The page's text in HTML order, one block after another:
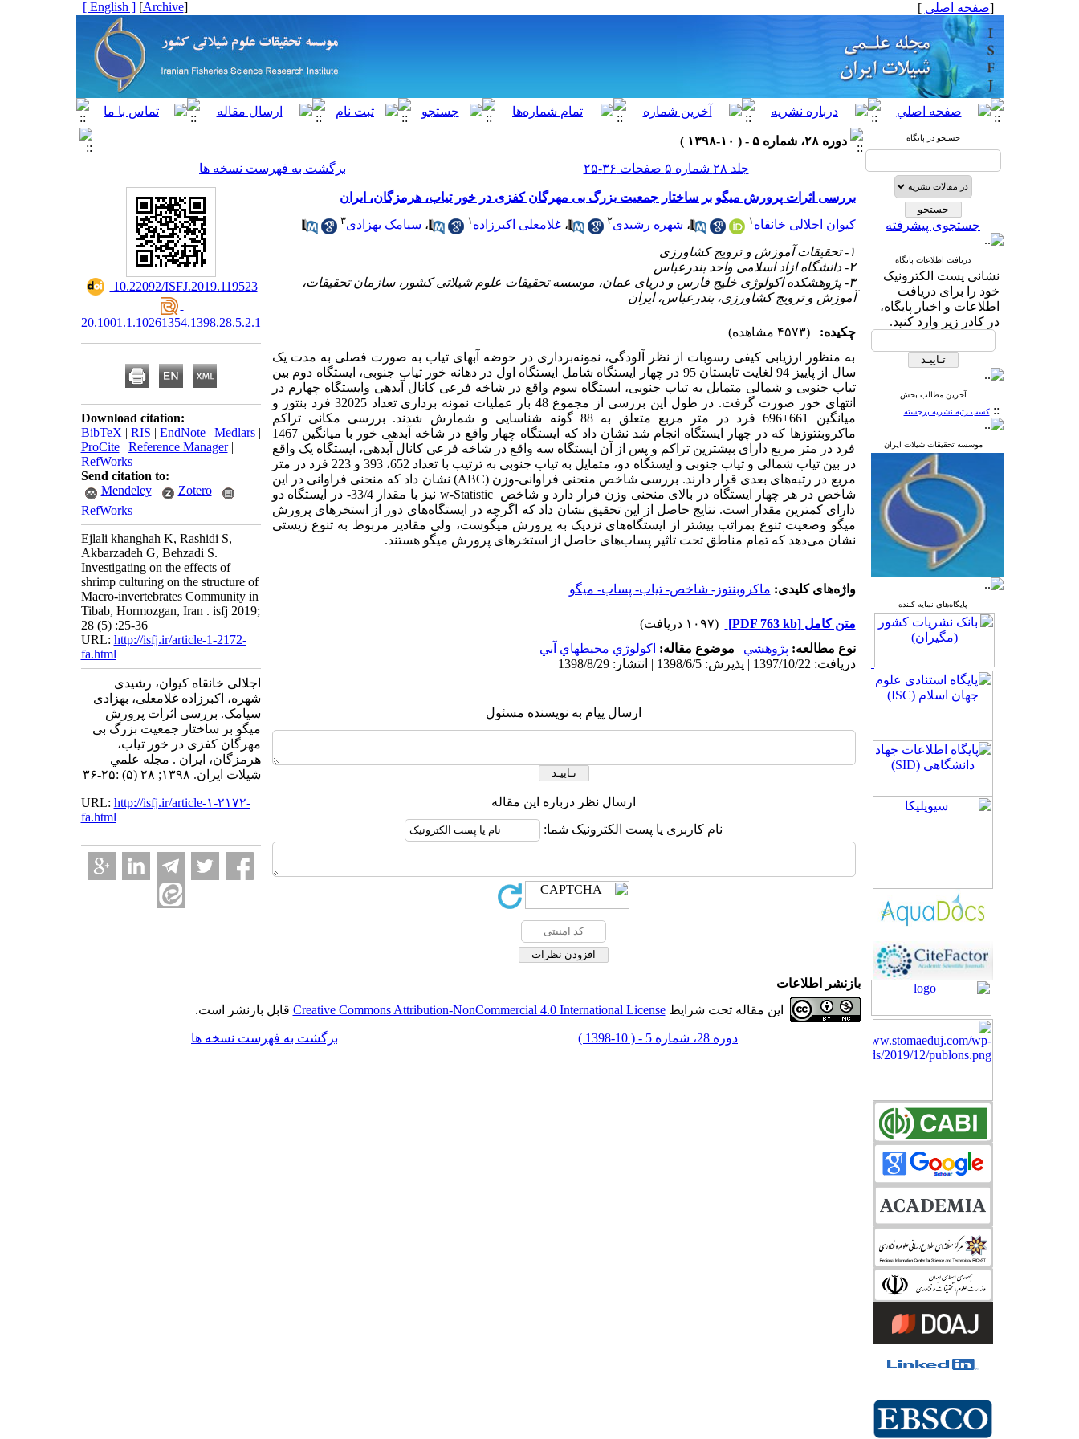
[صفحه اصلی ]
[
Archive
]
[ English ]
جستجو در پایگاه
جستجوی پیشرفته
دریافت اطلاعات پایگاه
نشانی پست الکترونیک
خود را برای دریافت
اطلاعات و اخبار پایگاه،
در کادر زیر وارد کنید.
آخرین مطالب بخش
::کسب رتبه نشریه برجسته
موسسه تحقیقات شیلات ایران
پایگاه‌های نمایه کننده
دوره ۲۸، شماره ۵ - ( ۱۰-۱۳۹۸ )
جلد ۲۸ شماره ۵ صفحات ۳۶-۲۵
برگشت به فهرست نسخه ها
بررسی اثرات پرورش میگو بر ساختار جمعیت بزرگ بی مهرگان کفزی در خور تیاب، هرمزگان، ایران
کیوان اجلالی خانقاه ۱ ، شهره رشیدی۲ ،غلامعلی اکبرزاده ۱ ، سیامک بهزادی۳
۱- تحقیقات آموزش و ترویج کشاورزی
۲- دانشگاه ازاد اسلامی واحد بندرعباس
۳- پژوهشکده اکولوژی خلیج فارس و دریای عمان، موسسه تحقیقات علوم شیلاتی کشور، سازمان تحقیقات،
آموزش و ترویج کشاورزی، بندرعباس، ایران
چکیده:
(۴۵۷۳ مشاهده)
به منظور ارزیابی کیفی رسوبات از نظر آلودگی، نمونه‌برداری در حوضه آبهای تیاب به صورت فصلی به مدت یک
سال از پاییز 94 لغایت تابستان 95 در چهار ایستگاه شامل
ایستگاه اول در دهانه خور تیاب جنوبی، ایستگاه دوم بین
تیاب جنوبی و شمالی متمایل به تیاب جنوبی، ایستگاه سوم واقع در شاخه فرعی کانال آبدهی وایستگاه چهارم در
انتهای خور صورت گرفت.
در طول این بررسی از مجموع 48 بار عملیات نمونه برداری تعداد 32025 فرد بنتوز و
میانگین 661
±696 فرد در متر مربع متعلق به 88 گونه شناسایی و شمارش شدند.
بررسی مکانی تراکم
ماکروبنتوزها که در چهار ایستگاه انجام شد نشان داد که ایستگاه چهار واقع در شاخه آبدهی خور با میانگین 1467
فرد در متر مربع دارای بیشترین تراکم و پس از آن ایستگاه سه واقع در شاخه فرعی کانال آبدهی، ایستگاه یک واقع
در بین تیاب شمالی و تیاب جنوبی و ایستگاه دو، متمایل به تیاب جنوبی به ترتیب با تعداد 652، 393 و 223 فرد در متر
مربع در رتبه‌های بعدی قرار دارند. بررسی شاخص‌ منحنی فراوانی-وزن(ABC) نشان داد که منحنی فراوانی در این
شاخص در هر چهار ایستگاه در بالای منحنی وزن قرار دارد و شاخص w-Statistic
نیز با مقدار 33/4- در ایستگاه دو
دارای کمترین مقدار است. نتایج حاصل از این تحقیق نشان داد که اگرچه در ایستگاه‌های دور از استخرهای پرورش
میگو وضعیت تنوع بمراتب بیشتر از ایستگاه‌های نزدیک به پرورش میگوست، ولی مقادیر مربوط به تنوع زیستی
نشان می‌دهد که تمام مناطق تحت تاثیر پساب‌های حاصل از استخرهای پرورش میگو هستند.
واژه‌های کلیدی: ماکروبنتوز- شاخص- تیاب- پساب- میگو
متن کامل[PDF 763 kb]
(۱۰۹۷ دریافت)
نوع مطالعه: پژوهشي | موضوع مقاله: اكولوژي محيطهاي آبي
دریافت: 1397/10/22 | پذیرش: 1398/6/5 | انتشار: 1398/8/29
ارسال پیام به نویسنده مسئول
ارسال نظر درباره این مقاله
نام کاربری یا پست الکترونیک شما:
‎ 10.22092/ISFJ.2019.119523
20.1001.1.10261354.1398.28.5.2.1
Download citation:
BibTeX | RIS | EndNote| Medlars|
ProCite| Reference Manager|
RefWorks
Send citation to:
Mendeley
Zotero
RefWorks
Ejlali khanghah K, Rashidi S,
Akbarzadeh G, Behzadi S.
Investigating on the effects of
shrimp culturing on the structure of
Macro-invertebrates Community in
Tibab, Hormozgan, Iran . isfj 2019;
28 (5) :25-36
URL: http://isfj.ir/article-1-2172-
fa.html
اجلالی خانقاه کیوان، رشیدی
شهره، اکبرزاده غلامعلی، بهزادی
سیامک. بررسی اثرات پرورش
میگو بر ساختار جمعیت بزرگ بی
مهرگان کفزی در خور تیاب،
هرمزگان، ایران . مجله علمي
شيلات ايران. ۱۳۹۸; ۲۸ (۵) :۲۵-۳۶
URL: http://isfj.ir/article-۱-۲۱۷۲-
fa.html
بازنشر اطلاعات
این مقاله تحت شرایطCreative Commons Attribution-NonCommercial 4.0 International License قابل بازنشر است.
دوره 28، شماره 5 - ( 10-1398 ) برگشت به فهرست نسخه ها